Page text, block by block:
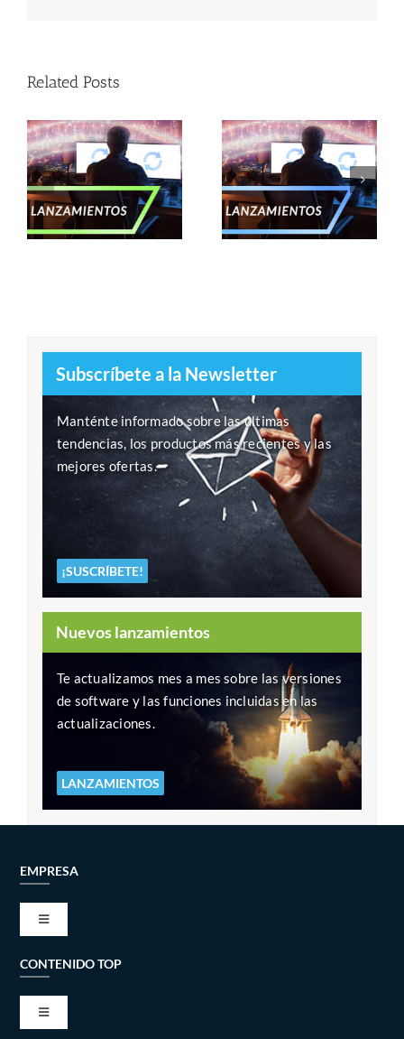
Related Posts
Lanzamientos –
Enero 2025
Lanzamientos –
Noviembre 2024
Subscríbete a la Newsletter
Manténte informado sobre las últimas
tendencias, los productos más recientes y las
mejores ofertas.
¡SUSCRÍBETE!
Nuevos lanzamientos
Te actualizamos mes a mes sobre las versiones
de software y las funciones incluidas en las
actualizaciones.
LANZAMIENTOS
EMPRESA
Toggle
Navigation
VISIÓN Y MISIÓN
CONTENIDO TOP
Toggle
Navigation